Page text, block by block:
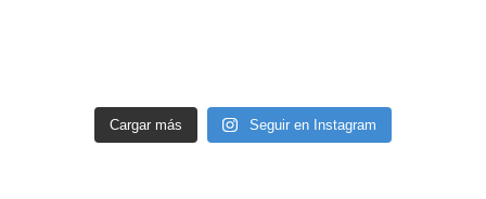
Cargar más Seguir en Instagram